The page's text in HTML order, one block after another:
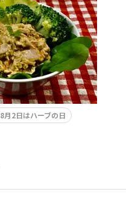
8月2日はハーブの日